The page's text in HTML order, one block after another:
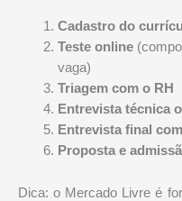
Cadastro do
Teste online
vaga)
Triagem com o RH
Entrevista técnica
Entrevista final
Proposta e
Dica: o Mercado Livre é